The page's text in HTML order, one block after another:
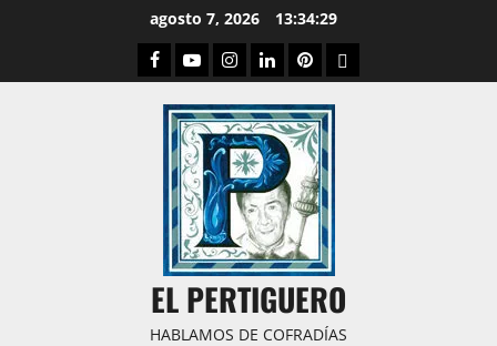
agosto 7, 2026 13:34:30
Facebook
YoutubeInstagram
LinkedPinterestDribbble
EL PERTIGUERO
HABLAMOS DE COFRADÍAS